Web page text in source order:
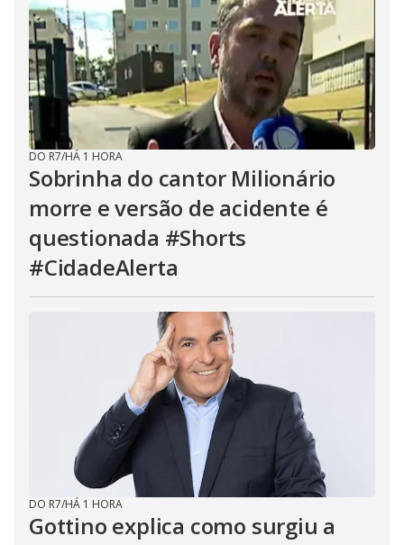
DO R7/HÁ 1 HORA
Sobrinha do cantor Milionário
morre e versão de acidente é
questionada #Shorts
#CidadeAlerta
DO R7/HÁ 1 HORA
Gottino explica como surgiu a